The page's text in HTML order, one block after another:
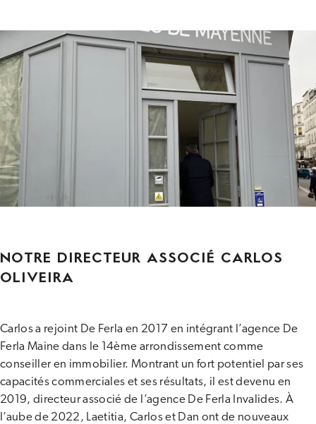
NOTRE DIRECTEUR ASSOCIÉ CARLOS
OLIVEIRA
Carlos a rejoint De Ferla en 2017 en intégrant l’agence De
Ferla Maine dans le 14ème arrondissement comme
conseiller en immobilier. Montrant un fort potentiel par ses
capacités commerciales et ses résultats, il est devenu en
2019, directeur associé de l’agence De Ferla Invalides. À
l’aube de 2022, Laetitia, Carlos et Dan ont de nouveaux